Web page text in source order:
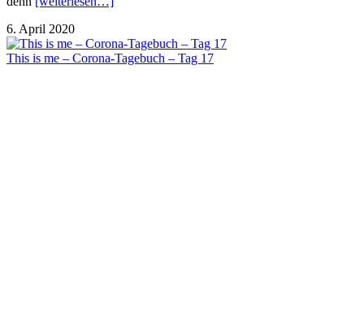
6. April 2020
This is me – Corona-Tagebuch – Tag 17